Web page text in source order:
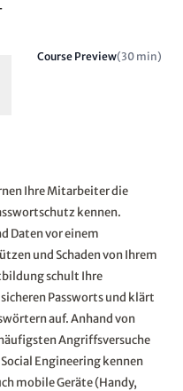
Course Preview(30 min)
Ihre Mitarbeiter die
kennen.
Daten vor einem
und Schaden von Ihrem
schult Ihre
Passworts und klärt
auf. Anhand von
Angriffsversuche
Engineering kennen
mobile Geräte (Handy,